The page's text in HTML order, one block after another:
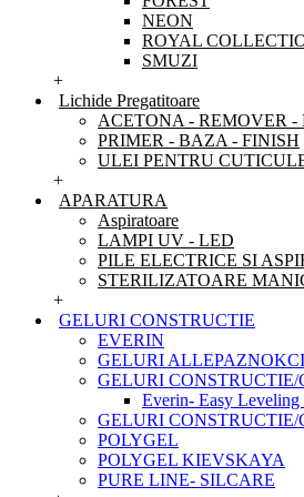
NEON
ROYAL
SMUZI
+
Lichide Pregatitoare
ACETONA - REMOVER -
PRIMER - BAZA - FINISH
ULEI PENTRU
+
APARATURA
Aspiratoare
LAMPI UV - LED
PILE ELECTRICE SI
STERILIZATOARE
+
GELURI CONSTRUCTIE
EVERIN
GELURI
GELURI CONSTRUCTIE/
Everin- Easy
GELURI CONSTRUCTIE/
POLYGEL
POLYGEL KIEVSKAYA
PURE LINE- SILCARE